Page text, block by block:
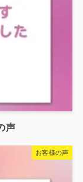
声
お客様の声